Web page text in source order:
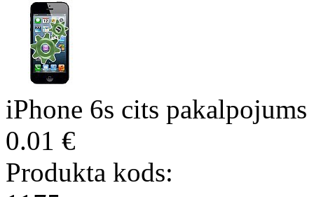
iPhone 6s cits pakalpojums
0.01 €
Produkta kods: